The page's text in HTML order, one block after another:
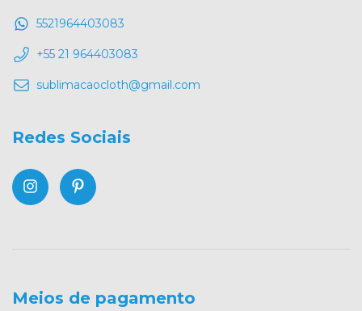
5521964403083
+55 21 964403083
sublimacaocloth@gmail.com
Redes Sociais
Meios de pagamento